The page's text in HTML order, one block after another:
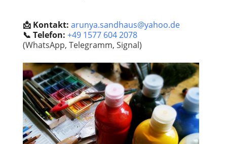
📩 Kontakt: arunya.sandhaus@yahoo.de
📞 Telefon: +49 1577 604 2078
(WhatsApp, Telegramm, Signal)